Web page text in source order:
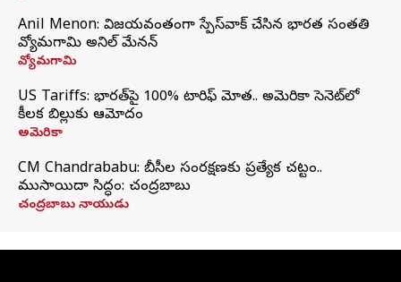
Anil Menon: విజయవంతంగా స్పేస్‌వాక్‌ చేసిన భారత సంతతి
వ్యోమగామి అనిల్‌ మేనన్
వ్యోమగామి
US Tariffs: భారత్‌పై 100% టారిఫ్‌ మోత.. అమెరికా సెనెట్‌లో
కీలక బిల్లుకు ఆమోదం
అమెరికా
CM Chandrababu: బీసీల సంరక్షణకు ప్రత్యేక చట్టం..
ముసాయిదా సిద్ధం: చంద్రబాబు
చంద్రబాబు నాయుడు